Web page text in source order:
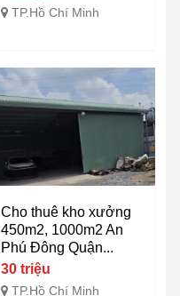
TP.Hồ Chí Minh
Cho thuê kho xưởng
450m2, 1000m2 An
Phú Đông Quận...
30 triệu
TP.Hồ Chí Minh